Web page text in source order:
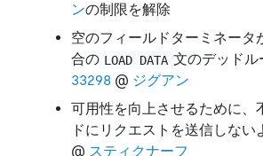
ンの制限を解除
空のフィールドターミネータ
合の LOAD DATA 文のデッドル
33298 @ ジグアン
可用性を向上させるために、
ドにリクエストを送信しない
@ スティクナーフ